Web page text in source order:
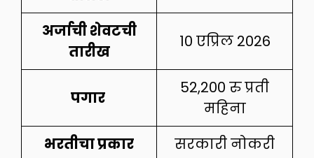
अर्जाची शेवटची
तारीख
10 एप्रिल 2026
पगार
52,200 रु प्रती
महिना
भरतीचा प्रकार
सरकारी नोकरी